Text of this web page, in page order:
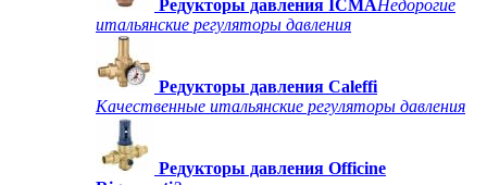
Редукторы давления ICMAНедорогие
итальянские регуляторы давления
Редукторы давления Caleffi
Качественные итальянские регуляторы давления
Редукторы давления Officine